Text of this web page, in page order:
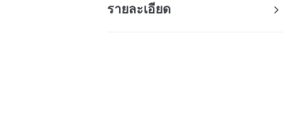
รายละเอียด